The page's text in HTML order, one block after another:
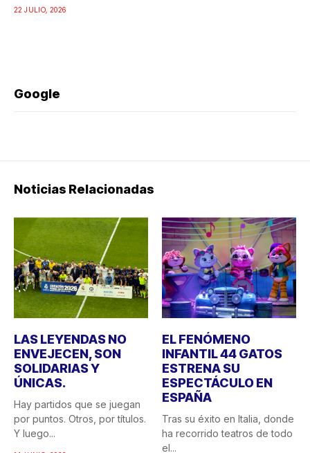
22 JULIO, 2026
Google
Noticias Relacionadas
LAS LEYENDAS NO
ENVEJECEN, SON
SOLIDARIAS Y
ÚNICAS.
Hay partidos que se juegan
por puntos. Otros, por títulos.
Y luego...
EL FENÓMENO
INFANTIL 44 GATOS
ESTRENA SU
ESPECTÁCULO EN
ESPAÑA
Tras su éxito en Italia, donde
ha recorrido teatros de todo
el...